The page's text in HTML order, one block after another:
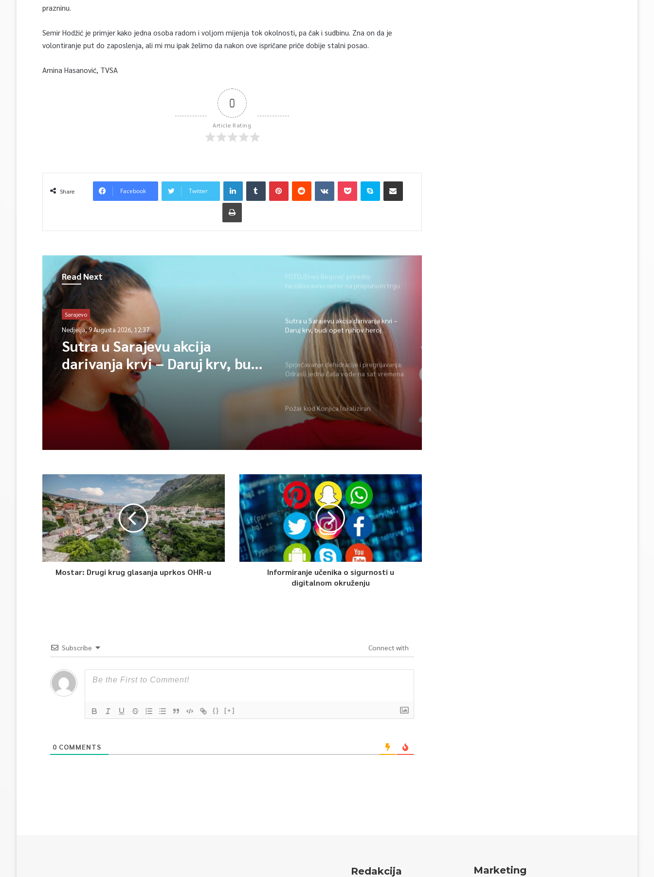
prazninu.
Semir Hodžić je primjer kako jedna osoba radom i voljom mijenja tok okolnosti, pa čak i sudbinu. Zna on da je
volontiranje put do zaposlenja, ali mi mu ipak želimo da nakon ove ispričane priče dobije stalni posao.
Amina Hasanović, TVSA
0
Article Rating
Share Facebook Twitter
Read Next
Sarajevo
Nedjelja, 9 Augusta 2026, 12:37
Sutra u Sarajevu akcija
darivanja krvi – Daruj krv, budi
opet njihov heroj
FOTO/Enes Begović priredio
nezaboravnu večer na prepunom trgu
Sutra u Sarajevu akcija darivanja krvi –
Daruj krv, budi opet njihov heroj
Sprječavanje dehidracije i pregrijavanja:
Odrasli jedna čaša vode na sat vremena
Požar kod Konjica lokaliziran
Mostar: Drugi krug glasanja uprkos OHR-u
Informiranje učenika o sigurnosti u
digitalnom okruženju
Subscribe Connect with
{} [+]
0 COMMENTS
Redakcija Marketing